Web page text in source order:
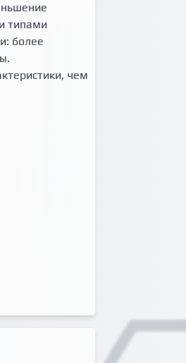
типами
более
чем